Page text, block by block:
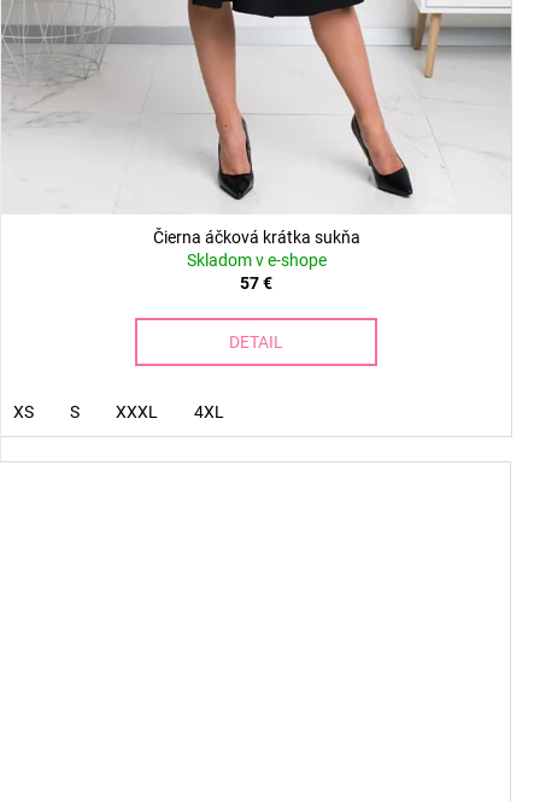
Čierna áčková krátka sukňa
Skladom v e-shope
57 €
DETAIL
XS S XXXL 4XL